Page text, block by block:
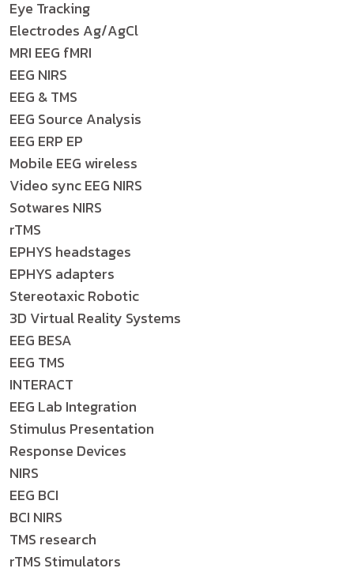
Eye Tracking
Electrodes Ag/AgCl
MRI EEG fMRI
EEG NIRS
EEG & TMS
EEG Source Analysis
EEG ERP EP
Mobile EEG wireless
Video sync EEG NIRS
Sotwares NIRS
rTMS
EPHYS headstages
EPHYS adapters
Stereotaxic Robotic
3D Virtual Reality Systems
EEG BESA
EEG TMS
INTERACT
EEG Lab Integration
Stimulus Presentation
Response Devices
NIRS
EEG BCI
BCI NIRS
TMS research
rTMS Stimulators